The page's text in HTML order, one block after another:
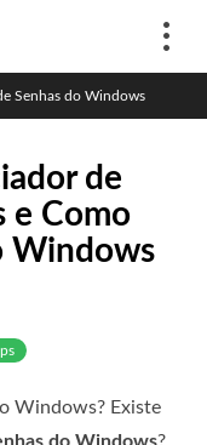
Senhas do Windows
de
e Como
Windows
Windows? Existe